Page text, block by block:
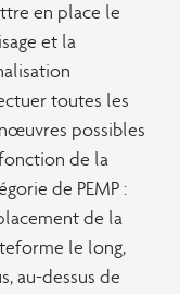
en place le
et la
toutes les
possibles
de la
de PEMP :
de la
le long,
au-dessus de